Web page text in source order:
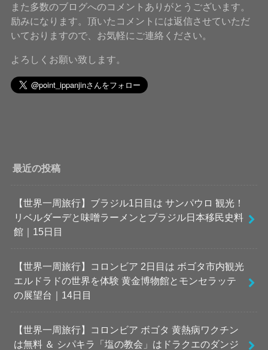
また多数のブログへのコメントありがとうございます。
励みになります。頂いたコメントには返信させていただ
いておりますので、お気軽にご連絡ください。
よろしくお願い致します。
最近の投稿
【世界一周旅行】ブラジル1日目は サンパウロ 観光！
リベルダーデと味噌ラーメンとブラジル日本移民史料
館｜15日目
【世界一周旅行】コロンビア 2日目は ボゴタ市内観光
エルドラドの世界を体験 黄金博物館とモンセラッテ
の展望台｜14日目
【世界一周旅行】コロンビア ボゴタ 黄熱病ワクチン
は無料 ＆ シパキラ「塩の教会」はドラクエのダンジ